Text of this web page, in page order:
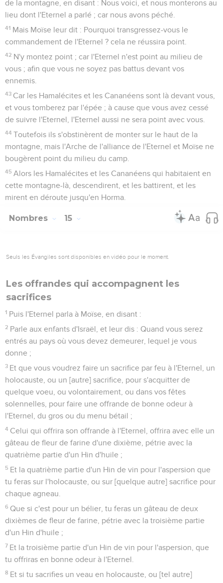
de la montagne, en disant : Nous voici, et nous monterons au
lieu dont l'Eternel a parlé ; car nous avons péché.
41 Mais Moïse leur dit : Pourquoi transgressez-vous le
commandement de l'Eternel ? cela ne réussira point.
42 N'y montez point ; car l'Eternel n'est point au milieu de
vous ; afin que vous ne soyez pas battus devant vos
ennemis.
43 Car les Hamalécites et les Cananéens sont là devant vous,
et vous tomberez par l'épée ; à cause que vous avez cessé
de suivre l'Eternel, l'Eternel aussi ne sera point avec vous.
44 Toutefois ils s'obstinèrent de monter sur le haut de la
montagne, mais l'Arche de l'alliance de l'Eternel et Moïse ne
bougèrent point du milieu du camp.
45 Alors les Hamalécites et les Cananéens qui habitaient en
cette montagne-là, descendirent, et les battirent, et les
mirent en déroute jusqu'en Horma.
Nombres 15
Seuls les Évangiles sont disponibles en vidéo pour le moment.
Les offrandes qui accompagnent les
sacrifices
1 Puis l'Eternel parla à Moïse, en disant :
2 Parle aux enfants d'Israël, et leur dis : Quand vous serez
entrés au pays où vous devez demeurer, lequel je vous
donne ;
3 Et que vous voudrez faire un sacrifice par feu à l'Eternel, un
holocauste, ou un [autre] sacrifice, pour s'acquitter de
quelque voeu, ou volontairement, ou dans vos fêtes
solennelles, pour faire une offrande de bonne odeur à
l'Eternel, du gros ou du menu bétail ;
4 Celui qui offrira son offrande à l'Eternel, offrira avec elle un
gâteau de fleur de farine d'une dixième, pétrie avec la
quatrième partie d'un Hin d'huile ;
5 Et la quatrième partie d'un Hin de vin pour l'aspersion que
tu feras sur l'holocauste, ou sur [quelque autre] sacrifice pour
chaque agneau.
6 Que si c'est pour un bélier, tu feras un gâteau de deux
dixièmes de fleur de farine, pétrie avec la troisième partie
d'un Hin d'huile ;
7 Et la troisième partie d'un Hin de vin pour l'aspersion, que
tu offriras en bonne odeur à l'Eternel.
8 Et si tu sacrifies un veau en holocauste, ou [tel autre]